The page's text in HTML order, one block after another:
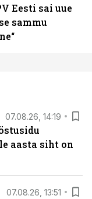
Eesti sai uue
sammu
07.08.26, 14:19
aasta siht on
07.08.26, 13:51